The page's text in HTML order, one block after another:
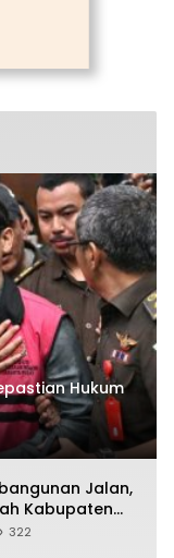
Hukum
Jalan,
Kabupaten
322